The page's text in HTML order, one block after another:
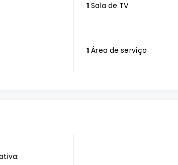
1 Sala de TV
1 Área de serviço